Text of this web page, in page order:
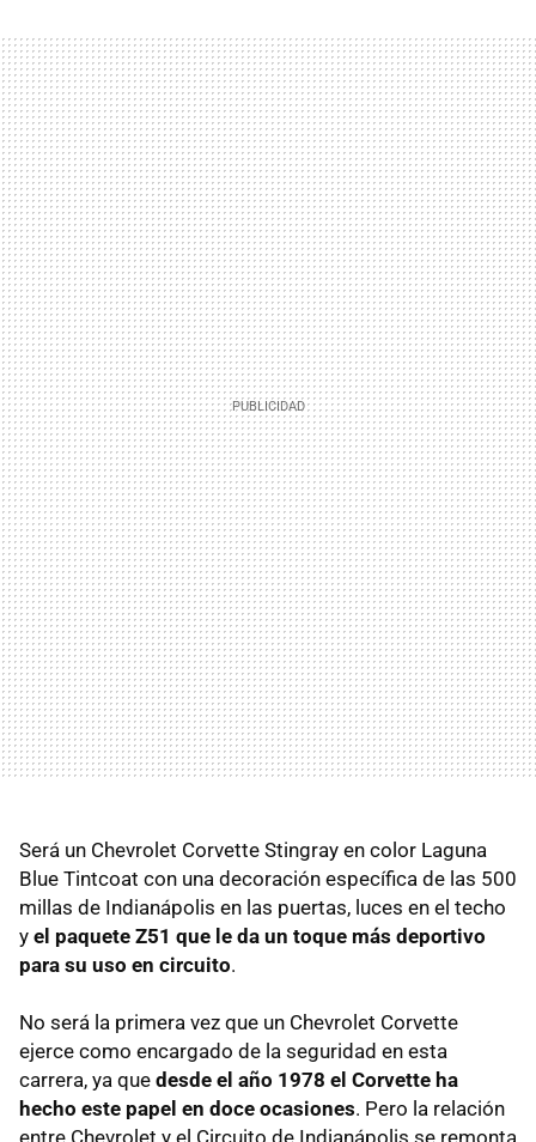
Será un Chevrolet Corvette Stingray en color Laguna
Blue Tintcoat con una decoración específica de las 500
millas de Indianápolis en las puertas, luces en el techo
y el paquete Z51 que le da un toque más deportivo
para su uso en circuito.
No será la primera vez que un Chevrolet Corvette
ejerce como encargado de la seguridad en esta
carrera, ya que desde el año 1978 el Corvette ha
hecho este papel en doce ocasiones. Pero la relación
entre Chevrolet y el Circuito de Indianápolis se remonta